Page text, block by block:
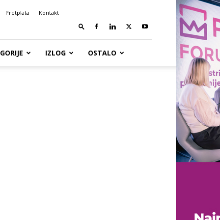
Pretplata Kontakt
IZLOG OSTALO